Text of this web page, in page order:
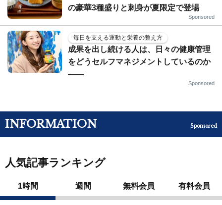
の豪華3種盛りと刺身が夏限定で登場
Sponsored
毎日を支える運動と栄養の整え方
成果を出し続ける人は、日々の健康管理
をどうセルフマネジメントしているのか
——
Sponsored
INFORMATION Sponsored
人気記事ランキング
1時間 週間 無料会員 有料会員